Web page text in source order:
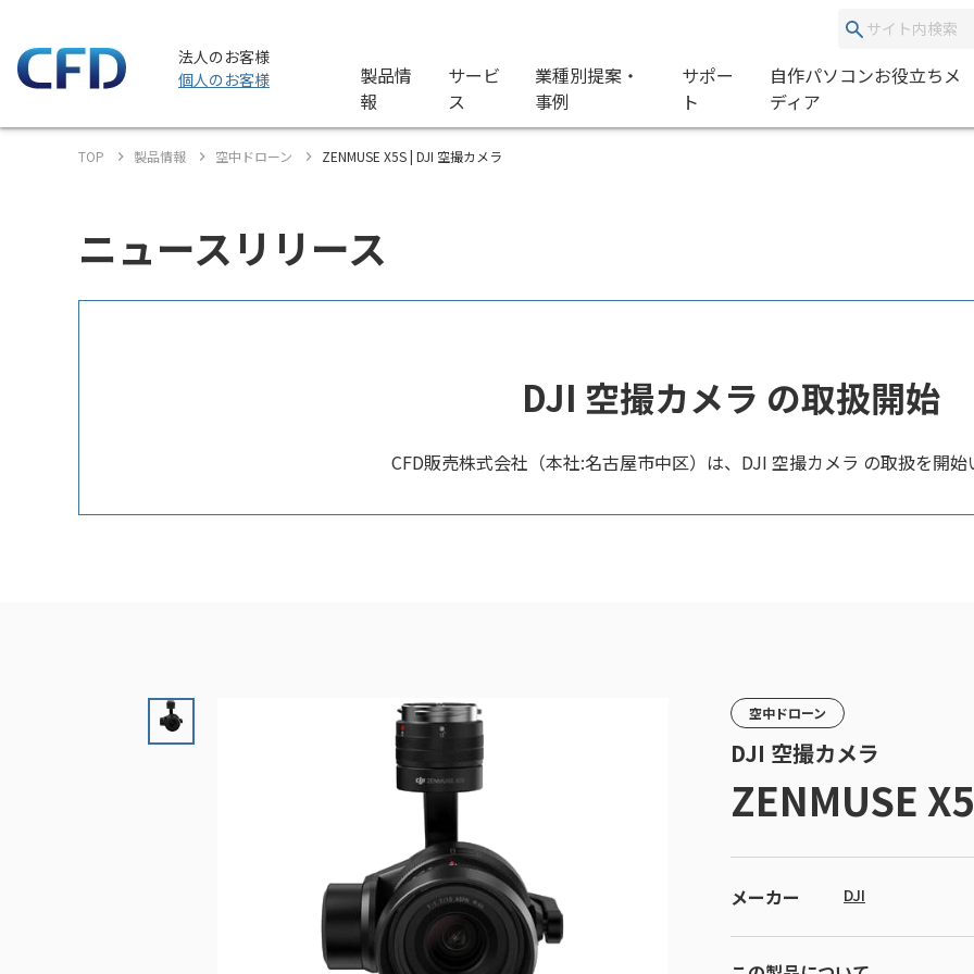
法人のお客様
個人のお客様
製品情
報
サービ
ス
業種別提案・
事例
サポー
ト
自作パソコンお役立ちメ
ディア
TOP 製品情報 空中ドローン ZENMUSE X5S | DJI 空撮カメラ
ニュースリリース
DJI 空撮カメラ の取扱開始
CFD販売株式会社（本社:名古屋市中区）は、DJI 空撮カメラ の取扱を開始
空中ドローン
DJI 空撮カメラ
ZENMUSE
メーカー DJI